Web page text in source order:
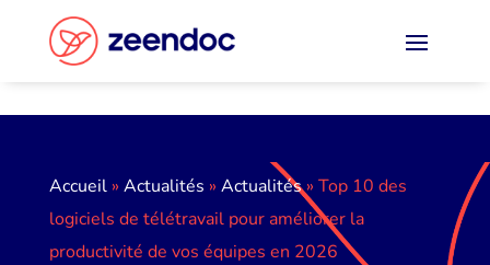
Accueil» Actualités » Actualités» Top 10 des
logiciels de télétravail pour améliorer la
productivité de vos équipes en 2026
Panneau de gestion des cookies